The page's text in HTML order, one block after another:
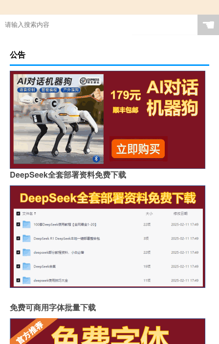
☚
公告
DeepSeek全套部署资料免费下载
免费可商用字体批量下载